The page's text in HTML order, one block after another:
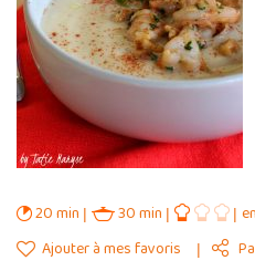
20 min 30 min
Ajouter à mes favoris